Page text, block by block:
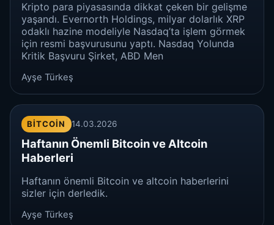
Kripto para piyasasında dikkat çeken bir gelişme
yaşandı. Evernorth Holdings, milyar dolarlık XRP
odaklı hazine modeliyle Nasdaq’ta işlem görmek
için resmi başvurusunu yaptı. Nasdaq Yolunda
Kritik Başvuru Şirket, ABD Men
Ayşe Türkeş
BITCOIN 14.03.2026
Haftanın Önemli Bitcoin ve Altcoin
Haberleri
Haftanın önemli Bitcoin ve altcoin haberlerini
sizler için derledik.
Ayşe Türkeş